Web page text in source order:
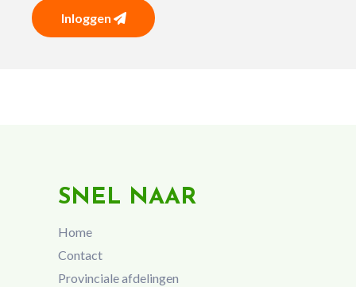
Inloggen
SNEL NAAR
Home
Contact
Provinciale afdelingen